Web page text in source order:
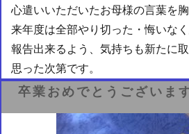
心遣いいただいたお母様の言葉を胸
来年度は全部やり切った・悔いな
報告出来るよう、気持ちも新たに
思った次第です。
卒業おめでとうございま